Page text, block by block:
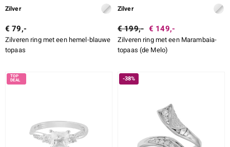
Zilver
€ 79,-
Zilveren ring met een hemel-blauwe
topaas
Zilver
€ 199,- € 149,-
Zilveren ring met een Marambaia-
topaas (de Melo)
-38%